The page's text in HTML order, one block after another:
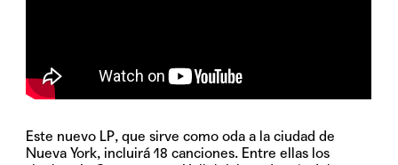
Este nuevo LP, que sirve como oda a la ciudad de
Nueva York, incluirá 18 canciones. Entre ellas los